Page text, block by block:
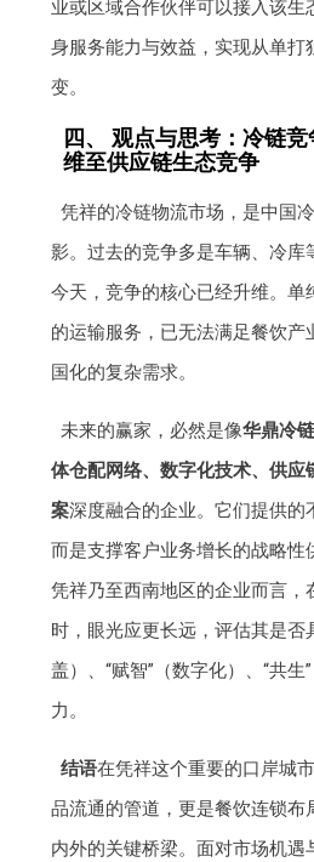
业或区域合作伙伴可以接入该生
身服务能力与效益，实现从单打
变。
四、 观点与思考：冷链
维至供应链生态竞争
凭祥的冷链物流市场，是中国
影。过去的竞争多是车辆、冷库
今天，竞争的核心已经升维。单
的运输服务，已无法满足餐饮产
国化的复杂需求。
未来的赢家，必然是像华鼎冷
体仓配网络、数字化技术、供应
案深度融合的企业。它们提供的
而是支撑客户业务增长的战略性
凭祥乃至西南地区的企业而言，
时，眼光应更长远，评估其是否
盖）、“赋智”（数字化）、“共
力。
结语在凭祥这个重要的口岸城
品流通的管道，更是餐饮连锁布
内外的关键桥梁。面对市场机遇